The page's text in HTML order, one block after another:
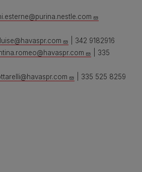
| 342 9182916
| 335
| 335 525 8259